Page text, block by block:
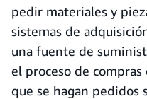
pedir materiales y
sistemas de
una fuente de
el proceso de
que se hagan pedidos